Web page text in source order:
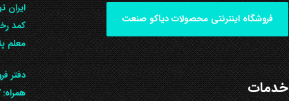
فروشگاه اینترنتی محصولات دیاکو صنعت
خدمات
ایران
کمد
معلم
دفتر
همراه: